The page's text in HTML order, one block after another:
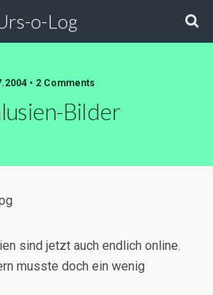
o-Log
• 2 Comments
Bilder
sind jetzt auch endlich online.
musste doch ein wenig